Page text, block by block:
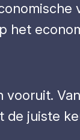
het
de juiste